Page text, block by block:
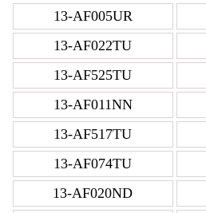
13-AF005UR
13-AF022TU
13-AF525TU
13-AF011NN
13-AF517TU
13-AF074TU
13-AF020ND